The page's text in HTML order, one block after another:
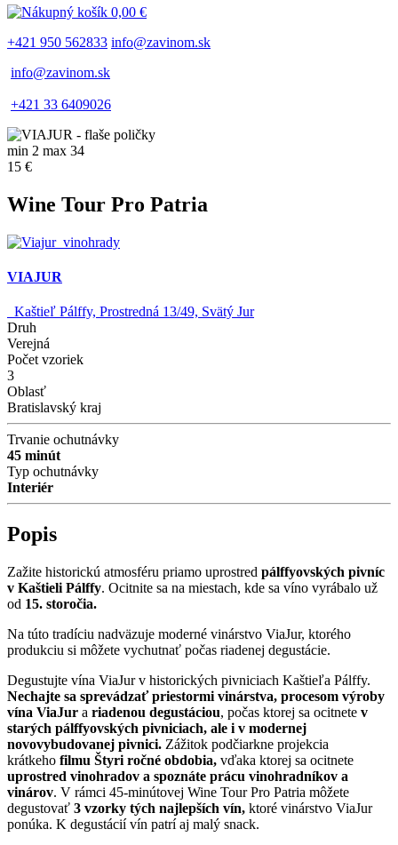
0,00 €
+421 950 562833 info@zavinom.sk
info@zavinom.sk
+421 33 6409026
min 2 max 34
15 €
Wine Tour Pro Patria
VIAJUR
Kaštieľ Pálffy, Prostredná 13/49, Svätý Jur
Druh
Verejná
Počet vzoriek
3
Oblasť
Bratislavský kraj
Trvanie ochutnávky
45 minút
Typ ochutnávky
Interiér
Popis
Zažite historickú atmosféru priamo uprostred pálffyovských pivníc
v Kaštieli Pálffy. Ocitnite sa na miestach, kde sa víno vyrábalo už
od 15. storočia.
Na túto tradíciu nadväzuje moderné vinárstvo ViaJur, ktorého
produkciu si môžete vychutnať počas riadenej degustácie.
Degustujte vína ViaJur v historických pivniciach Kaštieľa Pálffy.
Nechajte sa sprevádzať priestormi vinárstva, procesom výroby
vína ViaJur a riadenou degustáciou, počas ktorej sa ocitnete v
starých pálffyovských pivniciach, ale i v modernej
novovybudovanej pivnici. Zážitok podčiarkne projekcia
krátkeho filmu Štyri ročné obdobia, vďaka ktorej sa ocitnete
uprostred vinohradov a spoznáte prácu vinohradníkov a
vinárov. V rámci 45-minútovej Wine Tour Pro Patria môžete
degustovať 3 vzorky tých najlepších vín, ktoré vinárstvo ViaJur
ponúka. K degustácií vín patrí aj malý snack.